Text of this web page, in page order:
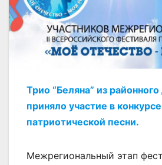
Трио “Беляна” из
приняло участие в конкурсе
патриотической песни.
Межрегиональный этап